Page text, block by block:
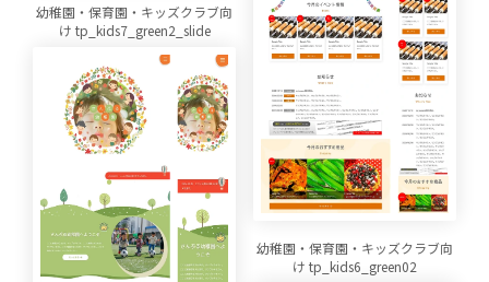
幼稚園・保育園・キッズクラブ向
け tp_kids7_green2_slide
幼稚園・保育園・キッズクラブ向
け tp_kids6_green02